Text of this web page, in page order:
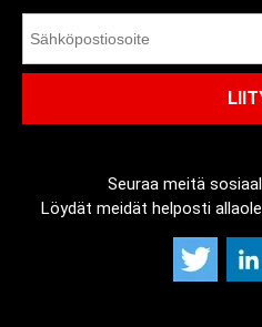
Seuraa meitä
Löydät meidät helposti